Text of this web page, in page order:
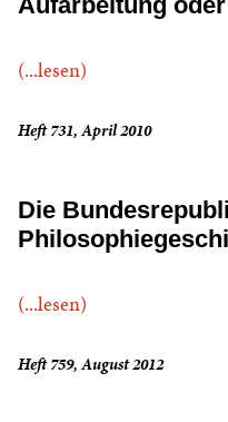
(...lesen)
Heft 731, April 2010
Die
(...lesen)
Heft 759, August 2012